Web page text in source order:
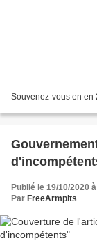
Souvenez-vous en en
Publié le 19/10/2020
Par FreeArmpits